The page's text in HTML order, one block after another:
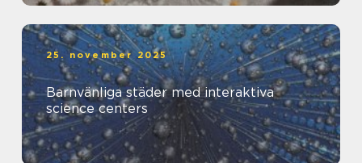
25. november 2025
Barnvänliga städer med interaktiva
science centers